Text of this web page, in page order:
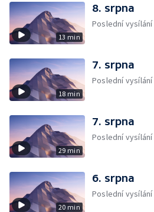
13 min
8. srpna
Poslední vysílání
18 min
7. srpna
Poslední vysílání
29 min
7. srpna
Poslední vysílání
20 min
6. srpna
Poslední vysílání